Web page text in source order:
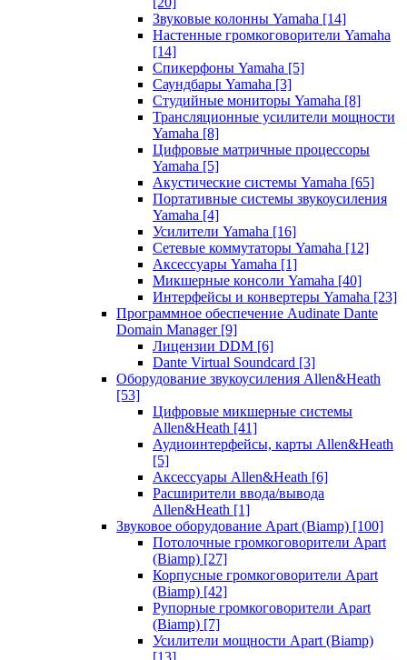
Звуковые колонны Yamaha [14]
Настенные громкоговорители Yamaha
[14]
Спикерфоны Yamaha [5]
Саундбары Yamaha [3]
Студийные мониторы Yamaha [8]
Трансляционные усилители мощности
Yamaha [8]
Цифровые матричные процессоры
Yamaha [5]
Акустические системы Yamaha [65]
Портативные системы звукоусиления
Yamaha [4]
Усилители Yamaha [16]
Сетевые коммутаторы Yamaha [12]
Аксессуары Yamaha [1]
Микшерные консоли Yamaha [40]
Интерфейсы и конвертеры Yamaha [23]
Программное обеспечение Audinate Dante
Domain Manager [9]
Лицензии DDM [6]
Dante Virtual Soundcard [3]
Оборудование звукоусиления Allen&Heath
[53]
Цифровые микшерные системы
Allen&Heath [41]
Аудиоинтерфейсы, карты Allen&Heath
[5]
Аксессуары Allen&Heath [6]
Расширители ввода/вывода
Allen&Heath [1]
Звуковое оборудование Apart (Biamp) [100]
Потолочные громкоговорители Apart
(Biamp) [27]
Корпусные громкоговорители Apart
(Biamp) [42]
Рупорные громкоговорители Apart
(Biamp) [7]
Усилители мощности Apart (Biamp)
[13]